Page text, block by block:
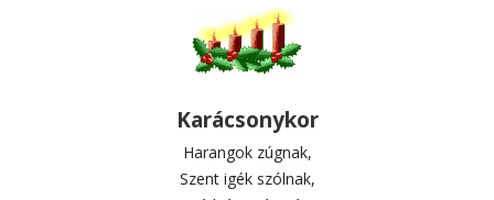
Karácsonykor
Harangok zúgnak,
Szent igék szólnak,